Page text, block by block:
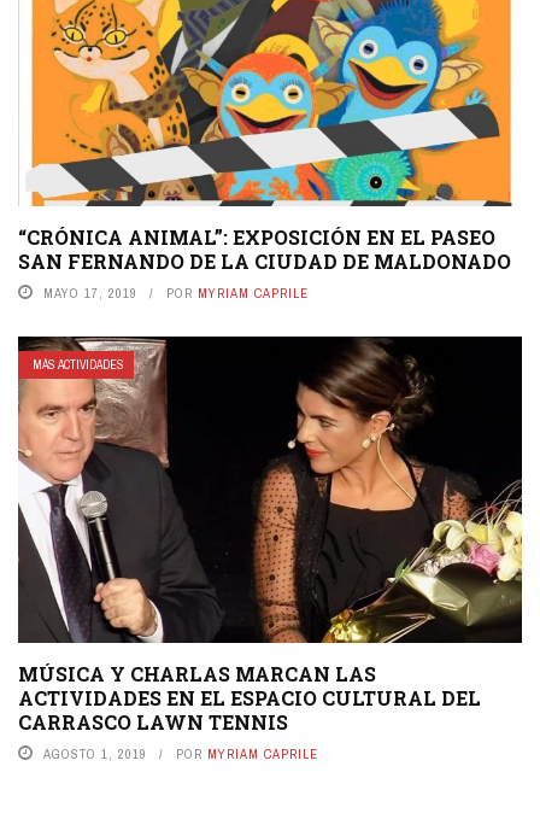
“CRÓNICA ANIMAL”: EXPOSICIÓN EN EL PASEO
SAN FERNANDO DE LA CIUDAD DE MALDONADO
MAYO 17, 2019 POR MYRIAM CAPRILE
MÁS ACTIVIDADES
MÚSICA Y CHARLAS MARCAN LAS
ACTIVIDADES EN EL ESPACIO CULTURAL DEL
CARRASCO LAWN TENNIS
AGOSTO 1, 2019 POR MYRIAM CAPRILE